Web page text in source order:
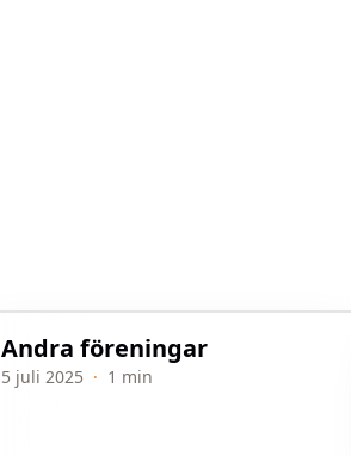
Andra föreningar
5 juli 2025 · 1 min